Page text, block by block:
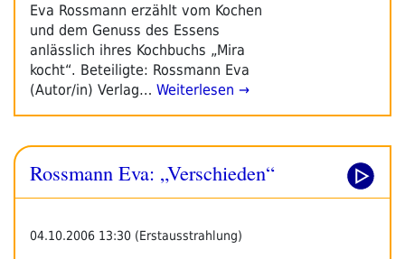
Eva Rossmann erzählt vom Kochen
und dem Genuss des Essens
anlässlich ihres Kochbuchs „Mira
kocht“. Beteiligte: Rossmann Eva
(Autor/in) Verlag… Weiterlesen →
Rossmann Eva: „Verschieden“
04.10.2006 13:30 (Erstausstrahlung)